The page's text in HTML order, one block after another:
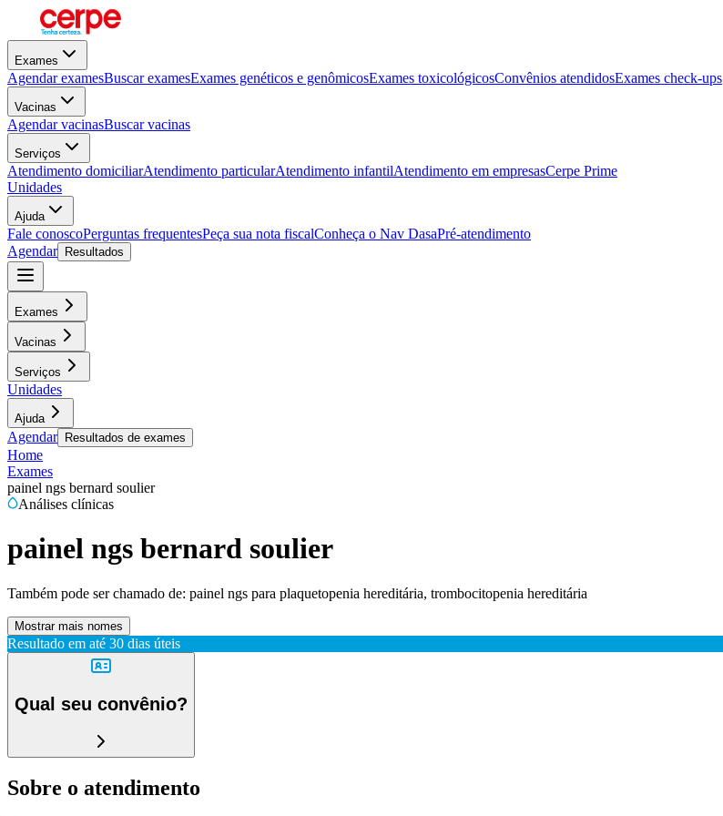
Exames
Agendar examesBuscar examesExames genéticos e genômicosExames toxicológicosConvênios atendidosExames check-ups
Vacinas
Agendar vacinasBuscar vacinas
Serviços
Atendimento domiciliarAtendimento particularAtendimento infantilAtendimento em empresasCerpe Prime
Unidades
Ajuda
Fale conoscoPerguntas frequentesPeça sua nota fiscalConheça o Nav DasaPré-atendimento
Agendar
Resultados
Exames
Vacinas
Serviços
Unidades
Ajuda
Agendar Resultados de exames
Home
Exames
painel ngs bernard soulier
Análises clínicas
painel ngs bernard soulier
Também pode ser chamado de: painel ngs para plaquetopenia hereditária, trombocitopenia hereditária
Mostrar mais nomes
Resultado em até 30 dias úteis
Qual seu convênio?
Sobre o atendimento